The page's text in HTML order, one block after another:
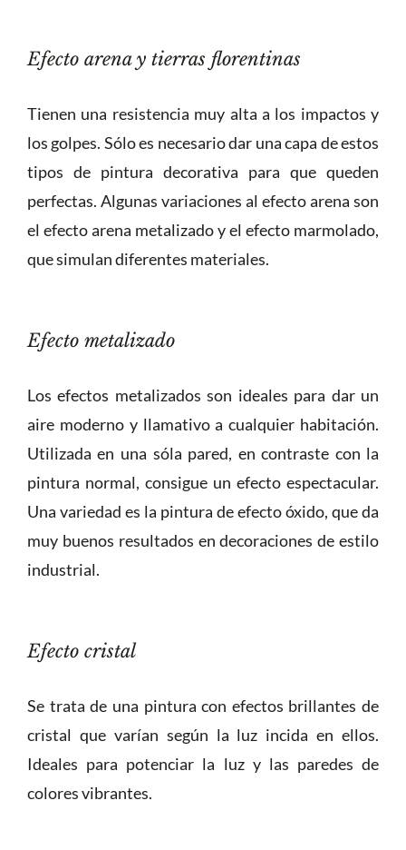
Efecto arena y tierras florentinas
Tienen una resistencia muy alta a los impactos y
los golpes. Sólo es necesario dar una capa de estos
tipos de pintura decorativa para que queden
perfectas. Algunas variaciones al efecto arena son
el efecto arena metalizado y el efecto marmolado,
que simulan diferentes materiales.
Efecto metalizado
Los efectos metalizados son ideales para dar un
aire moderno y llamativo a cualquier habitación.
Utilizada en una sóla pared, en contraste con la
pintura normal, consigue un efecto espectacular.
Una variedad es la pintura de efecto óxido, que da
muy buenos resultados en decoraciones de estilo
industrial.
Efecto cristal
Se trata de una pintura con efectos brillantes de
cristal que varían según la luz incida en ellos.
Ideales para potenciar la luz y las paredes de
colores vibrantes.